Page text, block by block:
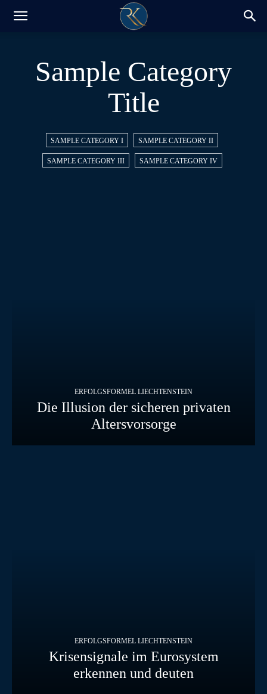
RK-
Sample Category
Title
SAMPLE CATEGORY I SAMPLE CATEGORY II
SAMPLE CATEGORY III SAMPLE CATEGORY IV
ERFOLGSFORMEL LIECHTENSTEIN
Die Illusion der sicheren privaten
Altersvorsorge
ERFOLGSFORMEL LIECHTENSTEIN
Krisensignale im Eurosystem
erkennen und deuten